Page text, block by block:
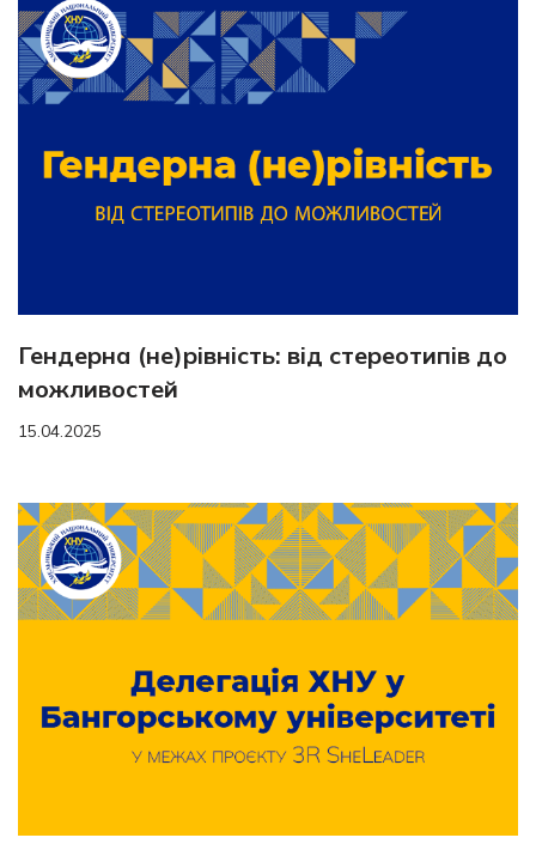
Гендерна (не)рівність: від стереотипів до
можливостей
15.04.2025